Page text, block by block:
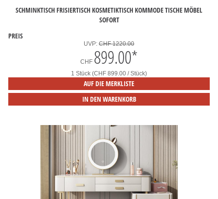
SCHMINKTISCH FRISIERTISCH KOSMETIKTISCH KOMMODE TISCHE MÖBEL
SOFORT
PREIS
UVP: CHF 1220.00
CHF 899.00*
1 Stück (CHF 899.00 / Stück)
AUF DIE MERKLISTE
IN DEN WARENKORB